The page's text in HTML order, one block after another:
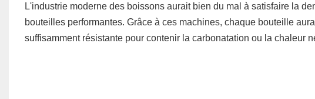
L'industrie moderne des boissons aurait bien du mal à satisfaire la
bouteilles performantes. Grâce à ces machines, chaque bouteille
suffisamment résistante pour contenir la carbonatation ou la chaleur